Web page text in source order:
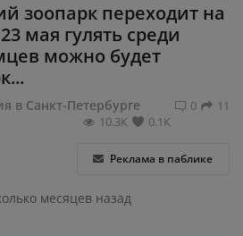
зоопарк переходит на
мая гулять среди
можно будет
в Санкт-Петербурге 11
0
0.1К
10.3К
Реклама в паблике
месяцев назад